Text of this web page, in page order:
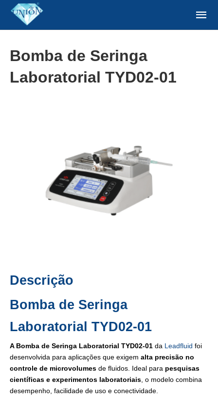
Bomba de Seringa
Laboratorial TYD02-01
Descrição
Bomba de Seringa
Laboratorial TYD02-01
A Bomba de Seringa Laboratorial TYD02-01 da Leadfluid foi
desenvolvida para aplicações que exigem alta precisão no
controle de microvolumes de fluidos. Ideal para pesquisas
científicas e experimentos laboratoriais, o modelo combina
desempenho, facilidade de uso e conectividade.